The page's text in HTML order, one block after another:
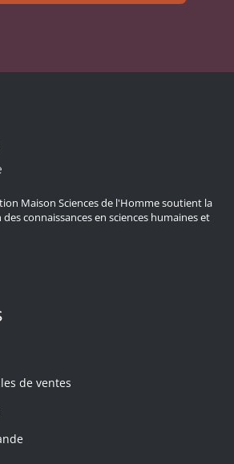
Maison Sciences de l'Homme soutient la
connaissances en sciences humaines et
de ventes